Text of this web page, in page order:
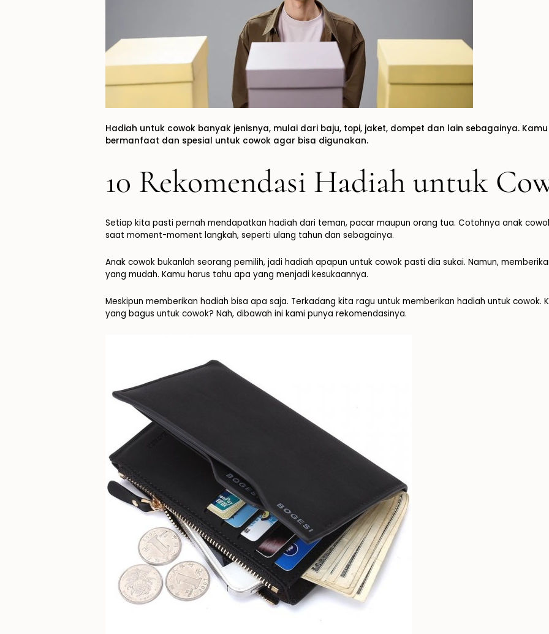
Hadiah untuk cowok banyak jenisnya, mulai dari baju, topi, jaket, dompet dan lain sebagainya.
bermanfaat dan spesial untuk cowok agar bisa digunakan.
10 Rekomendasi Hadiah untuk
Setiap kita pasti pernah mendapatkan hadiah dari teman, pacar maupun orang tua. Cotohnya anak
saat moment-moment langkah, seperti ulang tahun dan sebagainya.
Anak cowok bukanlah seorang pemilih, jadi hadiah apapun untuk cowok pasti dia sukai. Namun,
yang mudah. Kamu harus tahu apa yang menjadi kesukaannya.
Meskipun memberikan hadiah bisa apa saja. Terkadang kita ragu untuk memberikan hadiah untuk
yang bagus untuk cowok? Nah, dibawah ini kami punya rekomendasinya.